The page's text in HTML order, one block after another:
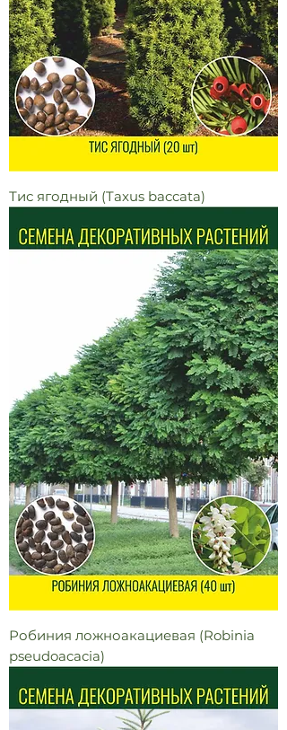
Тис ягодный (Taxus baccata)
Робиния ложноакациевая (Robinia
pseudoacacia)